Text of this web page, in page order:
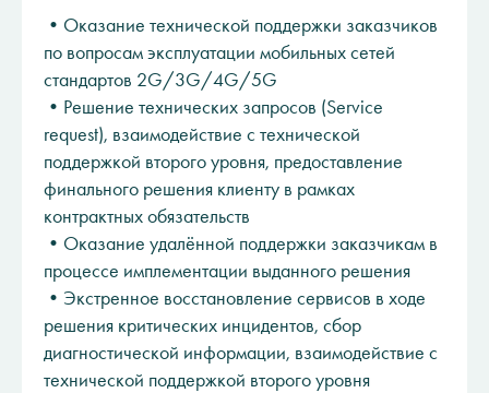
•Оказание технической поддержки заказчиков
по вопросам эксплуатации мобильных сетей
стандартов 2G/3G/4G/5G
•Решение технических запросов (Service
request), взаимодействие с технической
поддержкой второго уровня, предоставление
финального решения клиенту в рамках
контрактных обязательств
•Оказание удалённой поддержки заказчикам в
процессе имплементации выданного решения
•Экстренное восстановление сервисов в ходе
решения критических инцидентов, сбор
диагностической информации, взаимодействие с
технической поддержкой второго уровня